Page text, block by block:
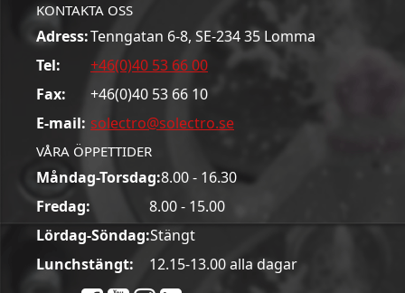
KONTAKTA OSS
Adress:Tenngatan 6-8, SE-234 35 Lomma
Tel:
+46(0)40 53 66 00
Fax:
+46(0)40 53 66 10
E-mail: solectro@solectro.se
VÅRA ÖPPETTIDER
Måndag-Torsdag:8.00 - 16.30
Fredag:
8.00 - 15.00
Lördag-Söndag:Stängt
Lunchstängt:
12.15-13.00 alla dagar